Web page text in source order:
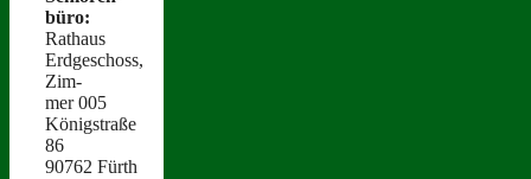
büro:
Rathaus
Erdgeschoss,
Zim­
mer 005
Königstraße
86
90762 Fürth